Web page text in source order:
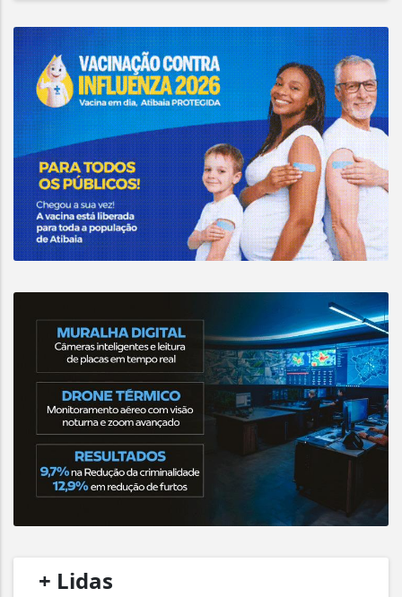
+ Lidas